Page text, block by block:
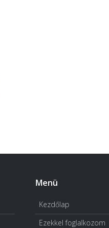
Menü
Kezdőlap
Ezekkel foglalkozom